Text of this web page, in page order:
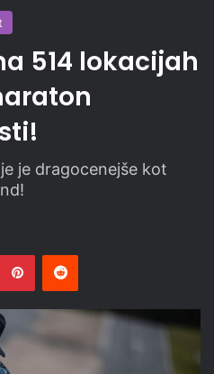
514 lokacijah
je dragocenejše kot
PinterestReddit